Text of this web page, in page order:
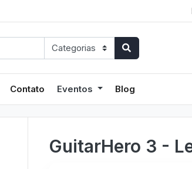
Contato Eventos Blog
GuitarHero 3 -